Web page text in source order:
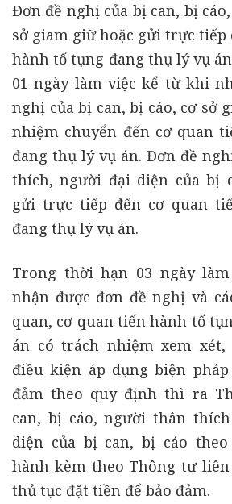
Đơn đề nghị của bị can, bị
sở giam giữ hoặc gửi trực tiếp
hành tố tụng đang thụ lý vụ
01 ngày làm việc kể từ khi
nghị của bị can, bị cáo, cơ sở
nhiệm chuyển đến cơ quan
đang thụ lý vụ án. Đơn đề
thích, người đại diện của bị
gửi trực tiếp đến cơ quan
đang thụ lý vụ án.
Trong thời hạn 03 ngày
nhận được đơn đề nghị và
quan, cơ quan tiến hành tố
án có trách nhiệm xem
điều kiện áp dụng biện
đảm theo quy định thì ra
can, bị cáo, người thân
diện của bị can, bị cáo
hành kèm theo Thông tư
thủ tục đặt tiền để bảo đảm.